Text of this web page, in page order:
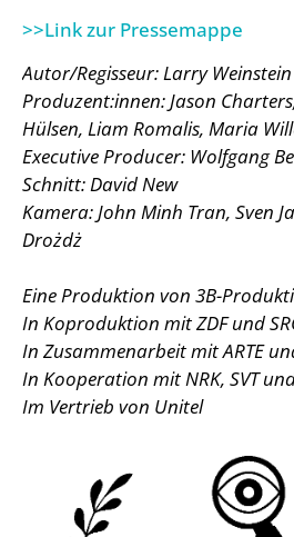
>>Link zur Pressemappe
Autor/Regisseur: Larry Weinstein
Produzent:innen: Jason
Hülsen, Liam Romalis, Maria
Executive Producer: Wolfgang
Schnitt: David New
Kamera: John Minh Tran, Sven
Drożdż
Eine Produktion von 3B-
In Koproduktion mit ZDF und
In Zusammenarbeit mit ARTE
In Kooperation mit NRK, SVT
Im Vertrieb von Unitel